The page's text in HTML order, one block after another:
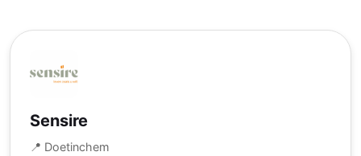
Sensire
📍 Doetinchem